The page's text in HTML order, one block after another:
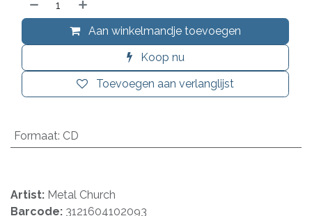
Aan winkelmandje toevoegen
Koop nu
Toevoegen aan verlanglijst
Formaat: CD
Artist: Metal Church
Barcode: 3121604102093